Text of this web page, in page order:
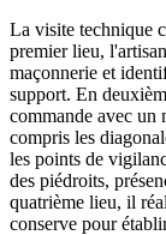
La visite technique
premier lieu,
maçonnerie et
support. En
commande avec un
compris les
les points de
des piédroits,
quatrième lieu, il
conserve pour